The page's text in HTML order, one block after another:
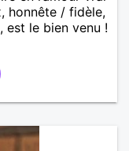
honnête / fidèle,
est le bien venu !